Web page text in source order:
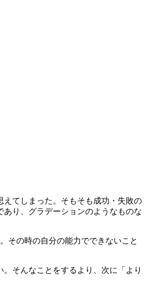
てしまった。そもそも成功・失敗の
り、グラデーションのようなものな
その時の自分の能力でできないこと
そんなことをするより、次に「より